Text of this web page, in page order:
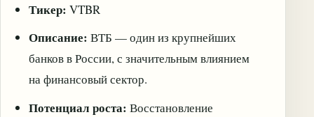
Тикер: VTBR
Описание: ВТБ — один из крупнейших
банков в России, с значительным влиянием
на финансовый сектор.
Потенциал роста: Восстановление